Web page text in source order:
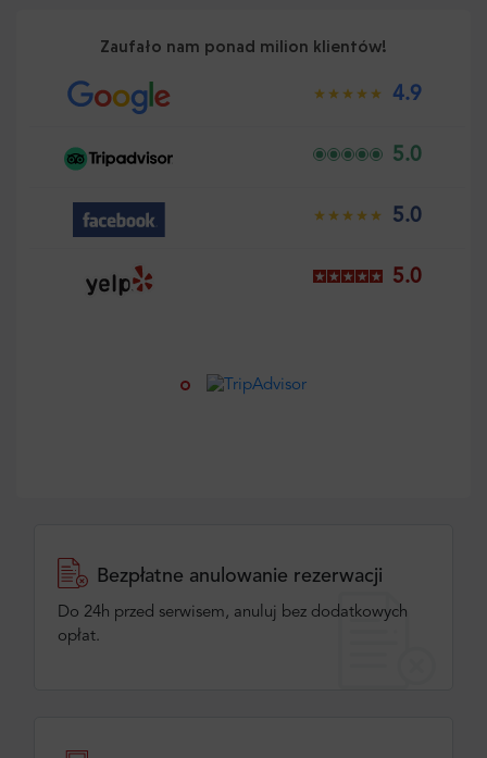
Zaufało nam ponad milion klientów!
4.9
5.0
5.0
5.0
Bezpłatne anulowanie rezerwacji
Do 24h przed serwisem, anuluj bez dodatkowych
opłat.